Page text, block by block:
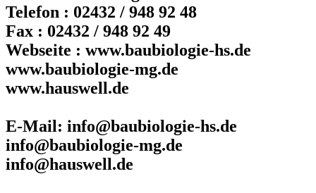
Telefon : 02432 / 948 92 48
Fax : 02432 / 948 92 49
Webseite : www.baubiologie-hs.de
www.baubiologie-mg.de
www.hauswell.de
E-Mail: info@baubiologie-hs.de
info@baubiologie-mg.de
info@hauswell.de